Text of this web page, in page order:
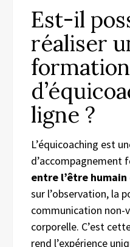
Est-il
réaliser
formation
ligne ?
L’équicoaching est
d’accompagnement
entre l’être
sur l’observation, la
communication non-
corporelle. C’est
rend l’expérience